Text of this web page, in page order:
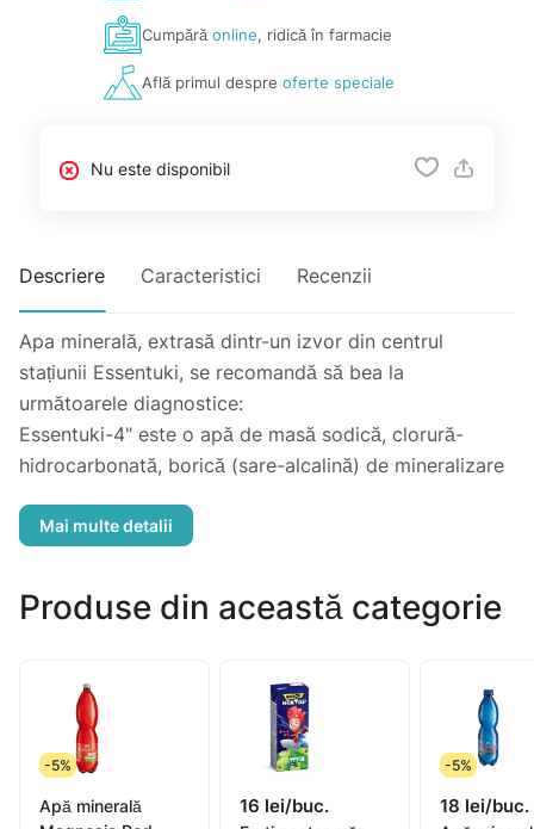
Cumpărăonline, ridică în farmacie
Află primul despre oferte speciale
Nu este disponibil
Descriere Caracteristici Recenzii
Apa minerală, extrasă dintr-un izvor din centrul
stațiunii Essentuki, se recomandă să bea la
următoarele diagnostice:
Essentuki-4" este o apă de masă sodică, clorură-
hidrocarbonată, borică (sare-alcalină) de mineralizare
sau a duodenului; pentru reabilitarea după intervenții
gastric; colecistită complicată de infecții, fără
exacerbări regulate și nu în stadiul intervenției
patologie a ficatului, inclusiv cronică; afecțiuni ale
ductului biliar; colită și enterocolită, inclusiv cronică;
Angiocholiții de origine diferită, dar în absența
înclinațiilor regulate la exacerbări; sindromul
postcholecistectomic; pentru tratamentul bolilor
Produse din această categorie
-5%
Apă minerală
16 lei/buc.
-5%
18 lei/buc.